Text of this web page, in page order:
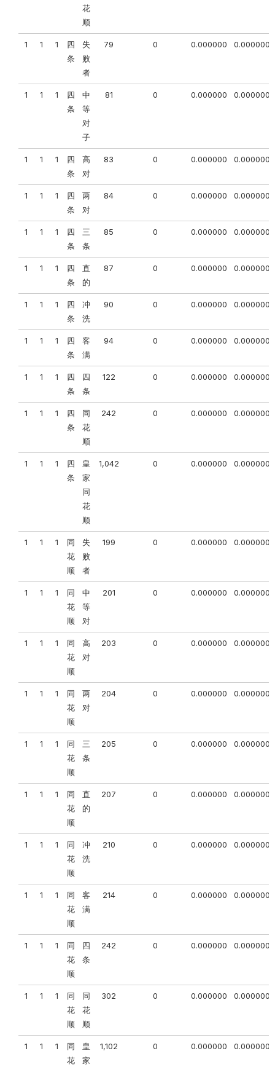
花
顺
1 1 1
四
条
失
败
者
79 0 0.000000 0.000000
1 1 1
四
条
中
等
对
子
81 0 0.000000 0.000000
1 1 1
四
条
高
对
83 0 0.000000 0.000000
1 1 1
四
条
两
对
84 0 0.000000 0.000000
1 1 1
四
条
三
条
85 0 0.000000 0.000000
1 1 1
四
条
直
的
87 0 0.000000 0.000000
1 1 1
四
条
冲
洗
90 0 0.000000 0.000000
1 1 1
四
条
客
满
94 0 0.000000 0.000000
1 1 1
四
条
四
条
122 0 0.000000 0.000000
1 1 1
四
条
同
花
顺
242 0 0.000000 0.000000
1 1 1
四
条
皇
家
同
花
顺
1,042 0 0.000000 0.000000
1 1 1
同
花
顺
失
败
者
199 0 0.000000 0.000000
1 1 1
同
花
顺
中
等
对
201 0 0.000000 0.000000
1 1 1
同
花
顺
高
对
203 0 0.000000 0.000000
1 1 1
同
花
顺
两
对
204 0 0.000000 0.000000
1 1 1
同
花
顺
三
条
205 0 0.000000 0.000000
1 1 1
同
花
顺
直
的
207 0 0.000000 0.000000
1 1 1
同
花
顺
冲
洗
210 0 0.000000 0.000000
1 1 1
同
花
顺
客
满
214 0 0.000000 0.000000
1 1 1
同
花
顺
四
条
242 0 0.000000 0.000000
1 1 1
同
花
顺
同
花
顺
302 0 0.000000 0.000000
1 1 1
同
花
皇
家
1,102 0 0.000000 0.000000